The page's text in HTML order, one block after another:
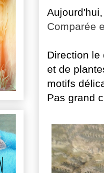
Comparée
Direction le
et de
motifs
Pas grand